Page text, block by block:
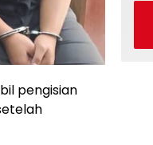
pengisian